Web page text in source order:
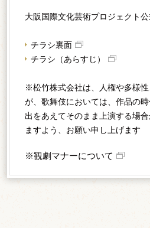
大阪国際文化芸術プロジェクト公
チラシ裏面
チラシ（あらすじ）
※松竹株式会社は、人権や多様
が、歌舞伎においては、作品の
出をあえてそのまま上演する場
ますよう、お願い申し上げます
※観劇マナーについて